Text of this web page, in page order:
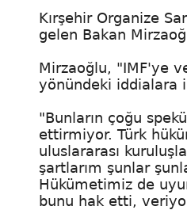
Kırşehir Organize
gelen Bakan
Mirzaoğlu, "IMF'ye
yönündeki iddialara
"Bunların çoğu
ettirmiyor. Türk
uluslararası
şartlarım şunlar
Hükümetimiz de
bunu hak etti,